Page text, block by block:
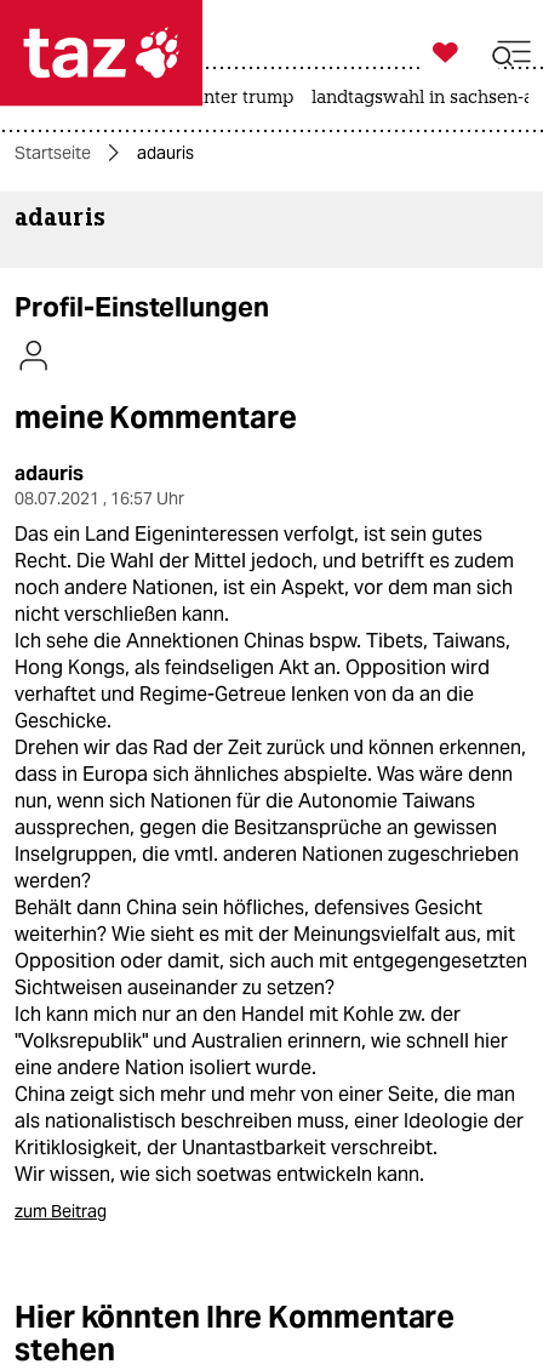
 taz zahl ich
themen
kultur
sport
berlin
nord
wahrheit
verlag
verlag
veranstaltungen
shop
fragen & hilfe
unterstützen
abo
genossenschaft
epaper login

taz zahl ich
usa unter trump landtagswahl in sachsen-
Startseite adauris
adauris
Profil-Einstellungen
meine Kommentare
adauris
08.07.2021 , 16:57 Uhr
Das ein Land Eigeninteressen verfolgt, ist sein gutes
Recht. Die Wahl der Mittel jedoch, und betrifft es zudem
noch andere Nationen, ist ein Aspekt, vor dem man sich
nicht verschließen kann.
Ich sehe die Annektionen Chinas bspw. Tibets, Taiwans,
Hong Kongs, als feindseligen Akt an. Opposition wird
verhaftet und Regime-Getreue lenken von da an die
Geschicke.
Drehen wir das Rad der Zeit zurück und können erkennen,
dass in Europa sich ähnliches abspielte. Was wäre denn
nun, wenn sich Nationen für die Autonomie Taiwans
aussprechen, gegen die Besitzansprüche an gewissen
Inselgruppen, die vmtl. anderen Nationen zugeschrieben
werden?
Behält dann China sein höfliches, defensives Gesicht
weiterhin? Wie sieht es mit der Meinungsvielfalt aus, mit
Opposition oder damit, sich auch mit entgegengesetzten
Sichtweisen auseinander zu setzen?
Ich kann mich nur an den Handel mit Kohle zw. der
"Volksrepublik" und Australien erinnern, wie schnell hier
eine andere Nation isoliert wurde.
China zeigt sich mehr und mehr von einer Seite, die man
als nationalistisch beschreiben muss, einer Ideologie der
Kritiklosigkeit, der Unantastbarkeit verschreibt.
Wir wissen, wie sich soetwas entwickeln kann.
zum Beitrag
Hier könnten Ihre Kommentare
stehen